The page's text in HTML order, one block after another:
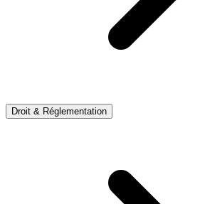
Droit & Réglementation